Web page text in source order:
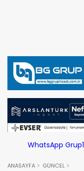
WhatsApp Grup1
ANASAYFA
GÜNCEL